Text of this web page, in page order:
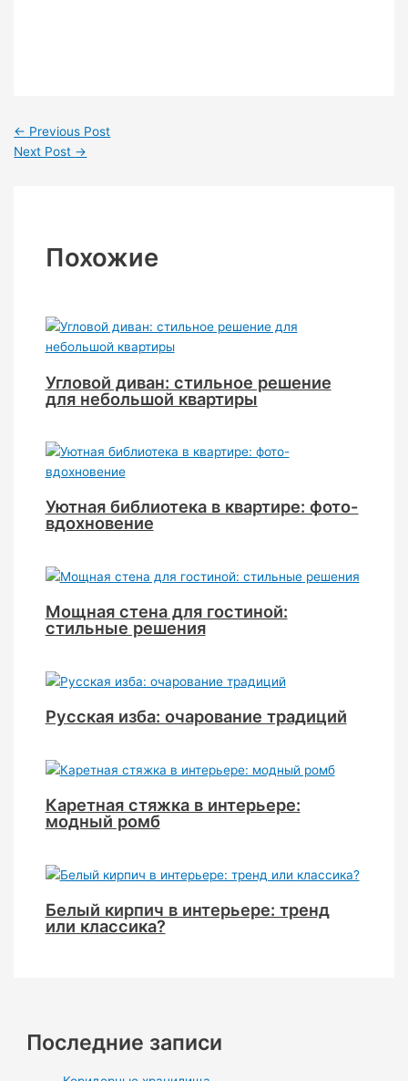
← Previous Post
Next Post →
Похожие
Угловой диван: стильное решение
для небольшой квартиры
Уютная библиотека в квартире: фото-
вдохновение
Мощная стена для гостиной:
стильные решения
Русская изба: очарование традиций
Каретная стяжка в интерьере:
модный ромб
Белый кирпич в интерьере: тренд
или классика?
Последние записи